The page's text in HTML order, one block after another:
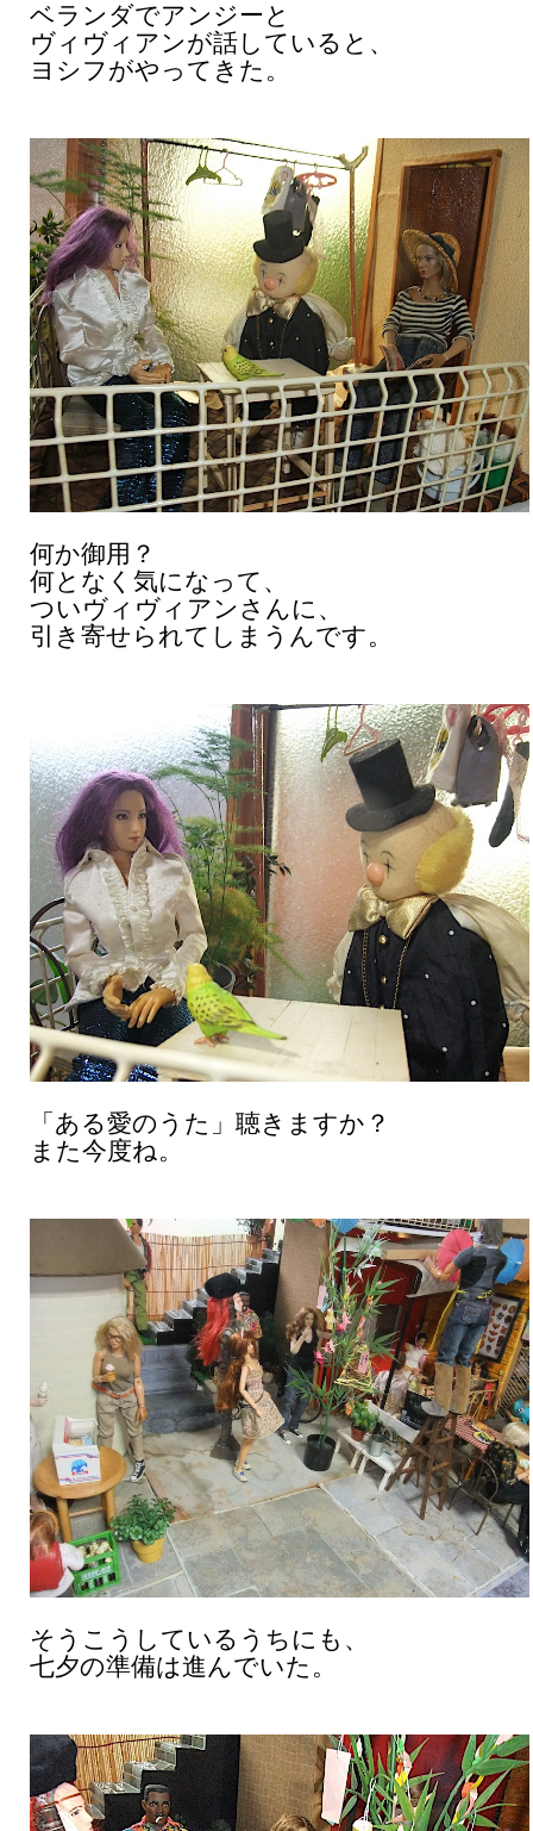
ベランダでアンジーと
ヴィヴィアンが話していると、
ヨシフがやってきた。
何か御用？
何となく気になって、
ついヴィヴィアンさんに、
引き寄せられてしまうんです。
「ある愛のうた」聴きますか？
また今度ね。
そうこうしているうちにも、
七夕の準備は進んでいた。